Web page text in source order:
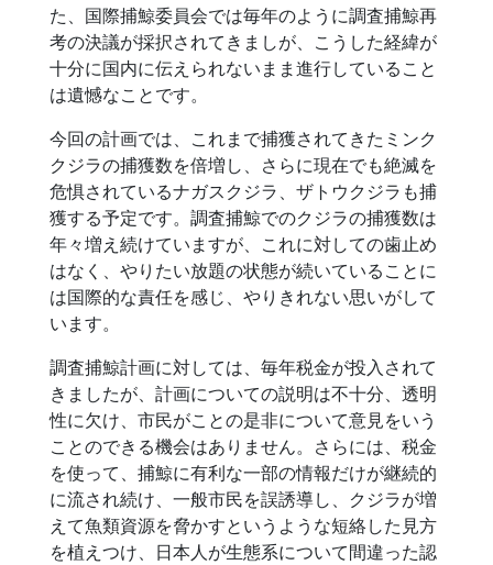
た、国際捕鯨委員会では毎年のように調査捕鯨再
考の決議が採択されてきましが、こうした経緯が
十分に国内に伝えられないまま進行していること
は遺憾なことです。
今回の計画では、これまで捕獲されてきたミンク
クジラの捕獲数を倍増し、さらに現在でも絶滅を
危惧されているナガスクジラ、ザトウクジラも捕
獲する予定です。調査捕鯨でのクジラの捕獲数は
年々増え続けていますが、これに対しての歯止め
はなく、やりたい放題の状態が続いていることに
は国際的な責任を感じ、やりきれない思いがして
います。
調査捕鯨計画に対しては、毎年税金が投入されて
きましたが、計画についての説明は不十分、透明
性に欠け、市民がことの是非について意見をいう
ことのできる機会はありません。さらには、税金
を使って、捕鯨に有利な一部の情報だけが継続的
に流され続け、一般市民を誤誘導し、クジラが増
えて魚類資源を脅かすというような短絡した見方
を植えつけ、日本人が生態系について間違った認